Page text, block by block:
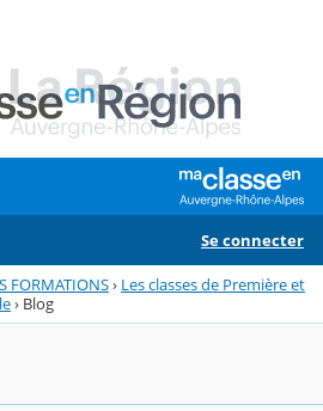
Se connecter
FORMATIONS› Les classes de Première et
› Blog